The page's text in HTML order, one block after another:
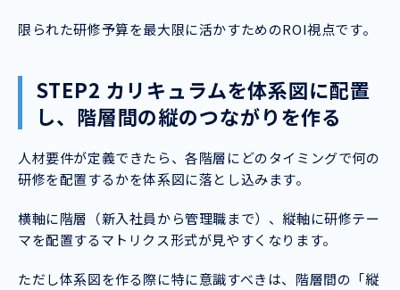
限られた研修予算を最大限に活かすためのROI視点です。
STEP2 カリキュラムを体系図に配置
し、階層間の縦のつながりを作る
人材要件が定義できたら、各階層にどのタイミングで何の
研修を配置するかを体系図に落とし込みます。
横軸に階層（新入社員から管理職まで）、縦軸に研修テー
マを配置するマトリクス形式が見やすくなります。
ただし体系図を作る際に特に意識すべきは、階層間の「縦